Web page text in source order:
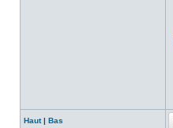
Haut| Bas